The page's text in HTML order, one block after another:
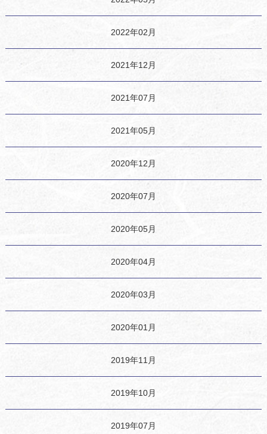
2022年02月
2021年12月
2021年07月
2021年05月
2020年12月
2020年07月
2020年05月
2020年04月
2020年03月
2020年01月
2019年11月
2019年10月
2019年07月